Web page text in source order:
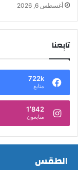
أغسطس 6, 2026
تابِعنا
722k
متابع
1٬842
متابعون
الطقس